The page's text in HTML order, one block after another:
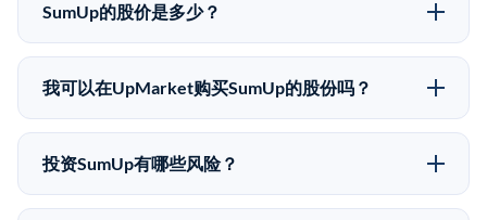
SumUp的股价是多少？
SumUp没有公开股价，因为它是一家私有公司。最近的
已知股价来自其最近一轮融资。 二级市场上的Pre-IPO
不同。
我可以在UpMarket购买SumUp的股份吗？
可以。合格投资者可以通过填写本页表单或在
upmarket.co创建账户来表达对SumUp股份的投资意向。
50,000美元。UpMarket是FINRA注册的经纪交易商，
投资SumUp有哪些风险？
Pre-IPO投资存在重大风险。SumUp的股份流动性低，